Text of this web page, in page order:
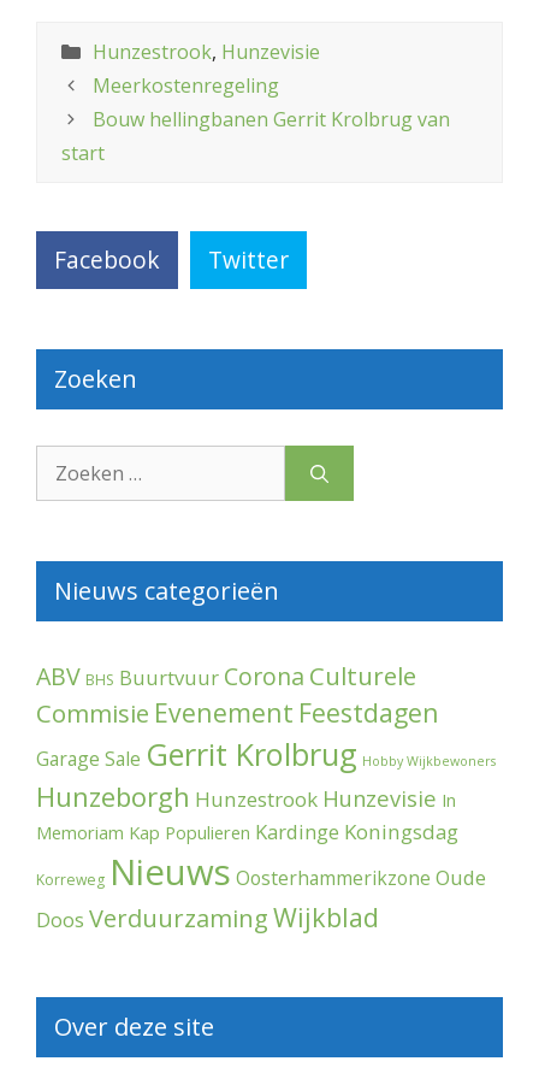
Categorieën
Hunzestrook, Hunzevisie
Meerkostenregeling
Bouw hellingbanen Gerrit Krolbrug van
start
Facebook Twitter
Zoeken
naar:
Nieuws categorieën
ABV BHS Buurtvuur Corona Culturele
Commisie Evenement Feestdagen
Garage Sale Gerrit Krolbrug Hobby Wijkbewoners
Hunzeborgh Hunzestrook Hunzevisie In
Memoriam Kap Populieren Kardinge Koningsdag
Korreweg Nieuws Oosterhammerikzone Oude
Doos VerduurzamingWijkblad
Over deze site